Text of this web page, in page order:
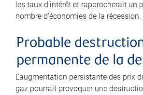
les taux d’intérêt et rapprocherait un
nombre d’économies de la récession.
Probable
permanente de la
L’augmentation persistante des prix
gaz pourrait provoquer une